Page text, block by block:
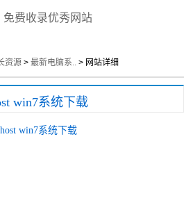
免费收录优秀网站
资源 > 最新电脑系.. > 网站详细
win7系统下载
win7系统下载